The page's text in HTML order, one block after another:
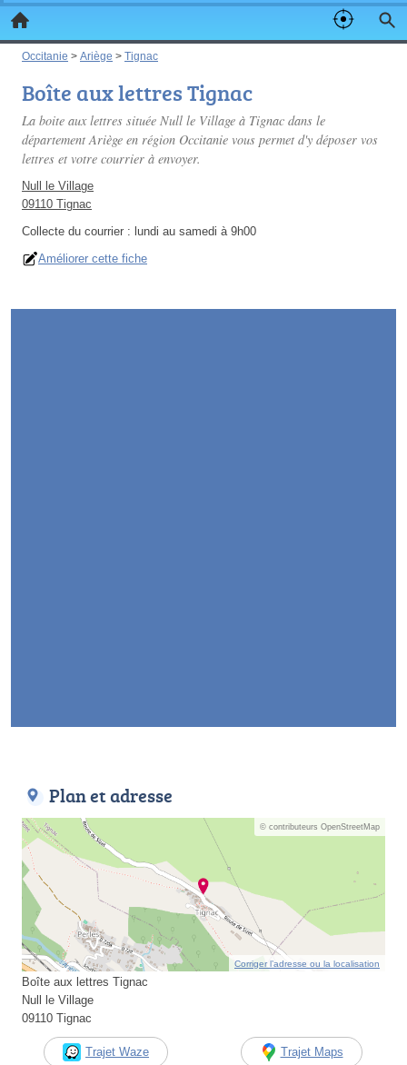
Occitanie > Ariège > Tignac
Boîte aux lettres Tignac
La boite aux lettres située Null le Village à Tignac dans le
département Ariège en région Occitanie vous permet d'y déposer vos
lettres et votre courrier à envoyer.
Null le Village
09110 Tignac
Collecte du courrier : lundi au samedi à 9h00
Améliorer cette fiche
Plan et adresse
© contributeurs OpenStreetMap
Corriger l’adresse ou la localisation
Boîte aux lettres Tignac
Null le Village
09110 Tignac
Trajet Waze Trajet Maps